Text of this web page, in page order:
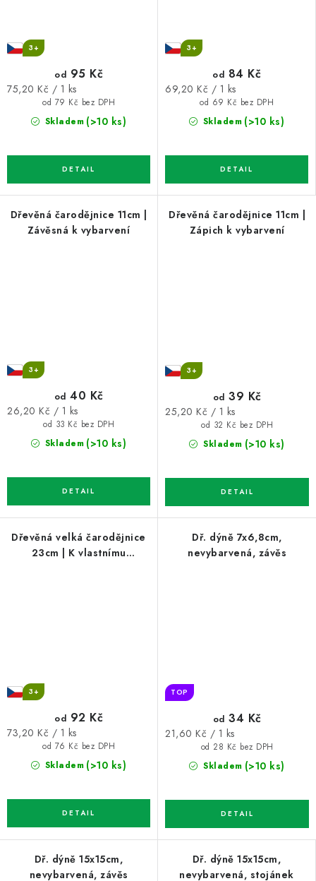
3+
Skladem (>10 ks)
od 79 Kč bez DPH
od 95 Kč
Měrná
75,20 Kč / 1 ks
3+
Skladem (>10 ks)
od 69 Kč bez DPH
od 84 Kč
Měrná
69,20 Kč / 1 ks
Dřevěná čarodějnice 11cm |
Závěsná k vybarvení
3+
Skladem (>10 ks)
od 33 Kč bez DPH
od 40 Kč
Měrná
26,20 Kč / 1 ks
Dřevěná čarodějnice 11cm |
Zápich k vybarvení
3+
Skladem (>10 ks)
od 32 Kč bez DPH
od 39 Kč
Měrná
25,20 Kč / 1 ks
Dřevěná velká čarodějnice
23cm | K vlastnímu
3+
Skladem (>10 ks)
od 76 Kč bez DPH
od 92 Kč
Měrná
73,20 Kč / 1 ks
Dř. dýně 7x6,8cm,
nevybarvená, závěs
TOP
Skladem (>10 ks)
od 28 Kč bez DPH
od 34 Kč
Měrná
21,60 Kč / 1 ks
Dř. dýně 15x15cm,
nevybarvená, závěs
Dř. dýně 15x15cm,
nevybarvená, stojánek